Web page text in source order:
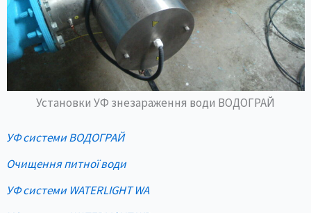
Установки УФ знезараження води ВОДОГРАЙ
УФ системи ВОДОГРАЙ
Очищення питної води
УФ системи WATERLIGHT WA